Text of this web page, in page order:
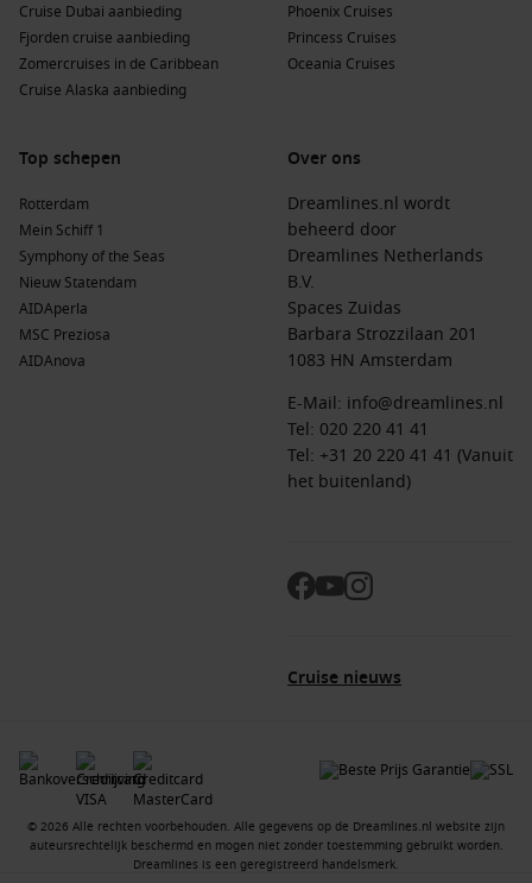
Cruise Dubai aanbieding
Fjorden cruise aanbieding
Zomercruises in de Caribbean
Cruise Alaska aanbieding
Phoenix Cruises
Princess Cruises
Oceania Cruises
Top schepen
Rotterdam
Mein Schiff 1
Symphony of the Seas
Nieuw Statendam
AIDAperla
MSC Preziosa
AIDAnova
Over ons
Dreamlines.nl wordt
beheerd door
Dreamlines Netherlands
B.V.
Spaces Zuidas
Barbara Strozzilaan 201
1083 HN Amsterdam
E-Mail: info@dreamlines.nl
Tel: 020 220 41 41
Tel: +31 20 220 41 41 (Vanuit
het buitenland)
Cruise nieuws
© 2026 Alle rechten voorbehouden. Alle gegevens op de Dreamlines.nl website zijn
auteursrechtelijk beschermd en mogen niet zonder toestemming gebruikt worden.
Dreamlines is een geregistreerd handelsmerk.